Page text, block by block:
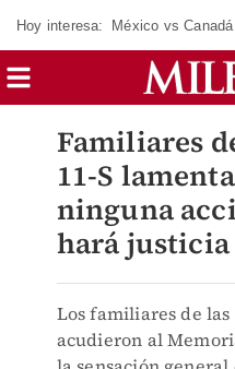
Hoy interesa: México vs Canadá
Familiares
11-S
ninguna
hará justicia
Los familiares de las
acudieron al